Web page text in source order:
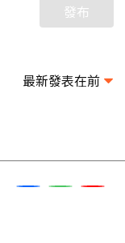
發布
最新發表在前